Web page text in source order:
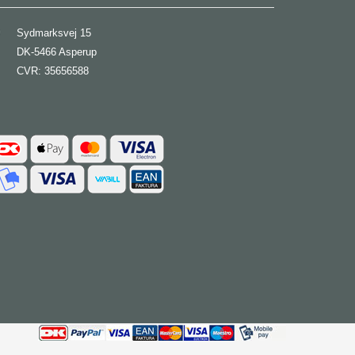
Sydmarksvej 15
DK-5466 Asperup
CVR: 35656588